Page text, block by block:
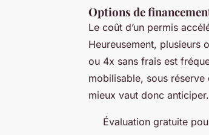
Options de
Le coût d’un permis
Heureusement, plusieurs
ou 4x sans frais est
mobilisable, sous réserve
mieux vaut donc anticiper.
Évaluation gratuite